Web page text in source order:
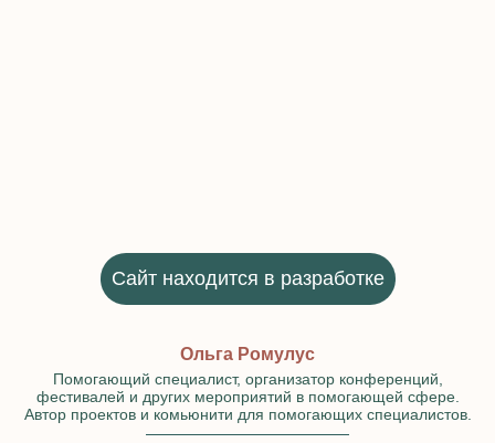
Сайт находится в разработке
Ольга Ромулус
Помогающий специалист, организатор конференций,
фестивалей и других мероприятий в помогающей сфере.
Автор проектов и комьюнити для помогающих специалистов.